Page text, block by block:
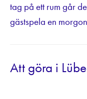
tag på ett rum går
gästspela en
Att göra i